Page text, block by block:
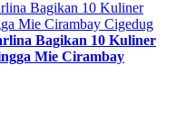
Bagikan 10 Kuliner
Mie Cirambay